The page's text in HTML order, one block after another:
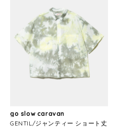
go slow caravan
GENTIL/ジャンティー ショート丈